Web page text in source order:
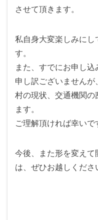
させて頂きます。
私自身大変楽しみに
す。
また、すでにお申し
申し訳ございませんが
村の現状、交通機関の
ます。
ご理解頂ければ幸いで
今後、また形を変えて
は、ぜひお越しくださ